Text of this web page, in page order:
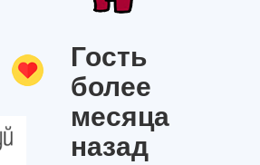
Гость
более
месяца
назад